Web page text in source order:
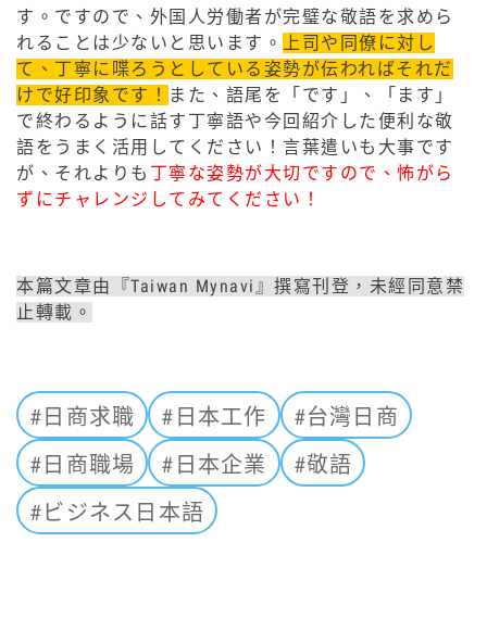
す。ですので、外国人労働者が完璧な敬語を求めら
れることは少ないと思います。 上司や同僚に対し
て、丁寧に喋ろうとしている姿勢が伝わればそれだ
けで好印象です！ また、語尾を「です」、「ます」
で終わるように話す丁寧語や今回紹介した便利な敬
語をうまく活用してください！言葉遣いも大事です
が、それよりも 丁寧な姿勢が大切ですので、怖がら
ずにチャレンジしてみてください！
本篇文章由『Taiwan Mynavi』撰寫刊登，未經同意禁
止轉載。
#日商求職 #日本工作
#台灣日商
#日商職場
#日本企業
#敬語
#ビジネス日本語